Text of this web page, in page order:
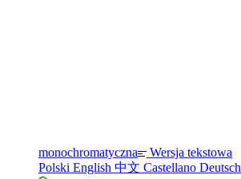
monochromatyczna Wersja tekstowa
Polski English 中文 Castellano Deutsch